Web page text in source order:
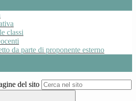
classi
da parte di proponente esterno
del sito